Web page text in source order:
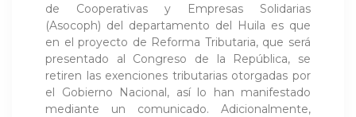
de Cooperativas y Empresas Solidarias
(Asocoph) del departamento del Huila es que
en el proyecto de Reforma Tributaria, que será
presentado al Congreso de la República, se
retiren las exenciones tributarias otorgadas por
el Gobierno Nacional, así lo han manifestado
mediante un comunicado. Adicionalmente,